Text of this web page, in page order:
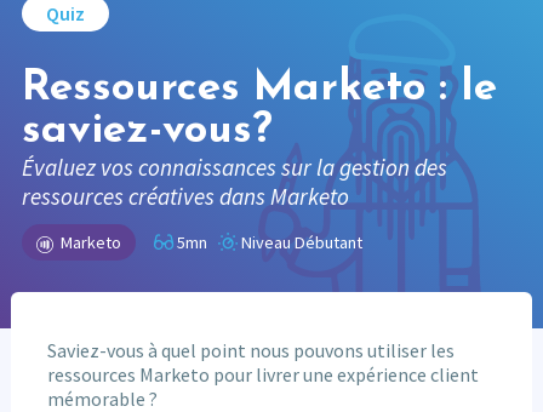
Académie
Ressources
Agenda
Contact
Mon compte
English
Quiz
Ressources Marketo : le
saviez-vous?
Évaluez vos connaissances sur la gestion des
ressources créatives dans Marketo
Marketo 5mn Niveau Débutant
Saviez-vous à quel point nous pouvons utiliser les
ressources Marketo pour livrer une expérience client
mémorable ?